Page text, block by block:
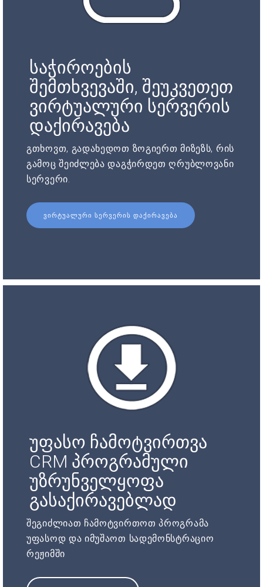
საჭიროების
შემთხვევაში, შეუკვეთეთ
ვირტუალური სერვერის
დაქირავება
გთხოვთ, გადახედოთ ზოგიერთ მიზეზს, რის
გამოც შეიძლება დაგჭირდეთ ღრუბლოვანი
სერვერი.
ᲕᲘᲠᲢᲣᲐᲚᲣᲠᲘ ᲡᲔᲠᲕᲔᲠᲘᲡ ᲓᲐᲥᲘᲠᲐᲕᲔᲑᲐ
უფასო ჩამოტვირთვა
CRM პროგრამული
უზრუნველყოფა
გასაქირავებლად
შეგიძლიათ ჩამოტვირთოთ პროგრამა
უფასოდ და იმუშაოთ სადემონსტრაციო
რეჟიმში